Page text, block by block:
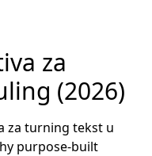
za
(2026)
za turning tekst u
purpose-built